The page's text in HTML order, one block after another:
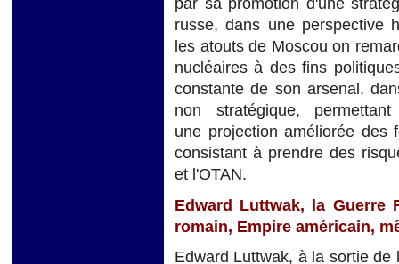
russe, dans une perspective
les atouts de Moscou on
nucléaires à des fins
constante de son arsenal,
non stratégique,
une projection améliorée des
consistant à prendre des
et l'OTAN.
Edward Luttwak, la Guerre
romain, Empire américain,
Edward Luttwak, à la sortie